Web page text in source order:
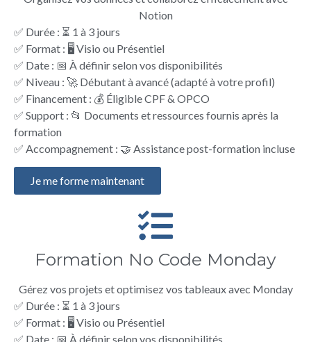
Notion
✅ Durée : ⏳ 1 à 3 jours
✅ Format : 🖥️ Visio ou Présentiel
✅ Date : 📅 À définir selon vos disponibilités
✅ Niveau : 🚀 Débutant à avancé (adapté à votre profil)
✅ Financement : 💰 Éligible CPF & OPCO
✅ Support : 📂 Documents et ressources fournis après la
formation
✅ Accompagnement : 🤝 Assistance post-formation incluse
Je me forme maintenant
Formation No Code Monday
Gérez vos projets et optimisez vos tableaux avec Monday
✅ Durée : ⏳ 1 à 3 jours
✅ Format : 🖥️ Visio ou Présentiel
✅ Date : 📅 À définir selon vos disponibilités